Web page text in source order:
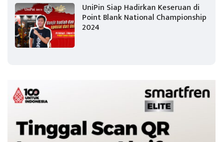
UniPin Siap Hadirkan Keseruan di
Point Blank National Championship
2024